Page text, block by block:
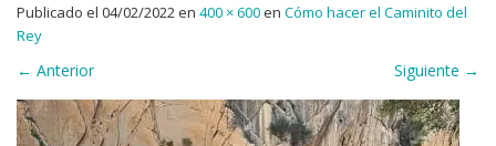
Publicado el 04/02/2022en 400 × 600en Cómo hacer el Caminito del
Rey
← Anterior Siguiente →